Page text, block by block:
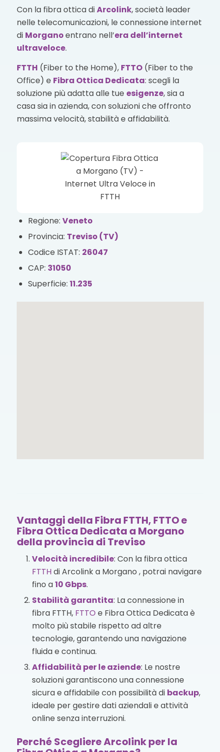
Con la fibra ottica diArcolink, società leader
nelle telecomunicazioni, le connessione internet
di Morganoentrano nell’era dell’internet
ultraveloce.
FTTH (Fiber to the Home), FTTO(Fiber to the
Office) e Fibra Ottica Dedicata: scegli la
soluzione più adatta alle tue esigenze, sia a
casa sia in azienda, con soluzioni che offronto
massima velocità, stabilità e affidabilità.
Regione: Veneto
Provincia: Treviso (TV)
Codice ISTAT: 26047
CAP: 31050
Superficie: 11.235
Vantaggi della Fibra FTTH, FTTO e
Fibra Ottica Dedicata a Morgano
della provincia di Treviso
Velocità incredibile: Con la fibra ottica
FTTHdi Arcolink a Morgano , potrai navigare
fino a10 Gbps.
Stabilità garantita: La connessione in
fibra FTTH, FTTO e Fibra Ottica Dedicata è
molto più stabile rispetto ad altre
tecnologie, garantendo una navigazione
fluida e continua.
Affidabilità per le aziende: Le nostre
soluzioni garantiscono una connessione
sicura e affidabile con possibilità di backup,
ideale per gestire dati aziendali e attività
online senza interruzioni.
Perché Scegliere Arcolink per la